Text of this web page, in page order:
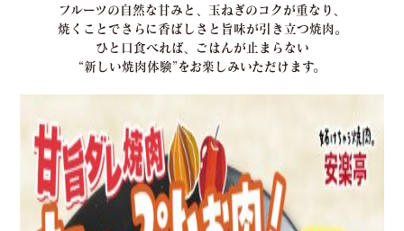
フルーツの自然な甘みと、玉ねぎのコクが重なり、
焼くことでさらに香ばしさと旨味が引き立つ焼肉。
ひと口食べれば、ごはんが止まらない
“新しい焼肉体験”をお楽しみいただけます。